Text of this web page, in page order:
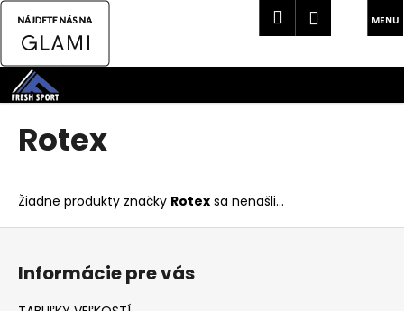
Prejsť
na
obsah
Hľadať
Rotex
Žiadne produkty značky Rotex sa nenašli...
K
š
k
Späť
Späť
Č
o
p
t
r
b
u
Z
Informácie pre vás